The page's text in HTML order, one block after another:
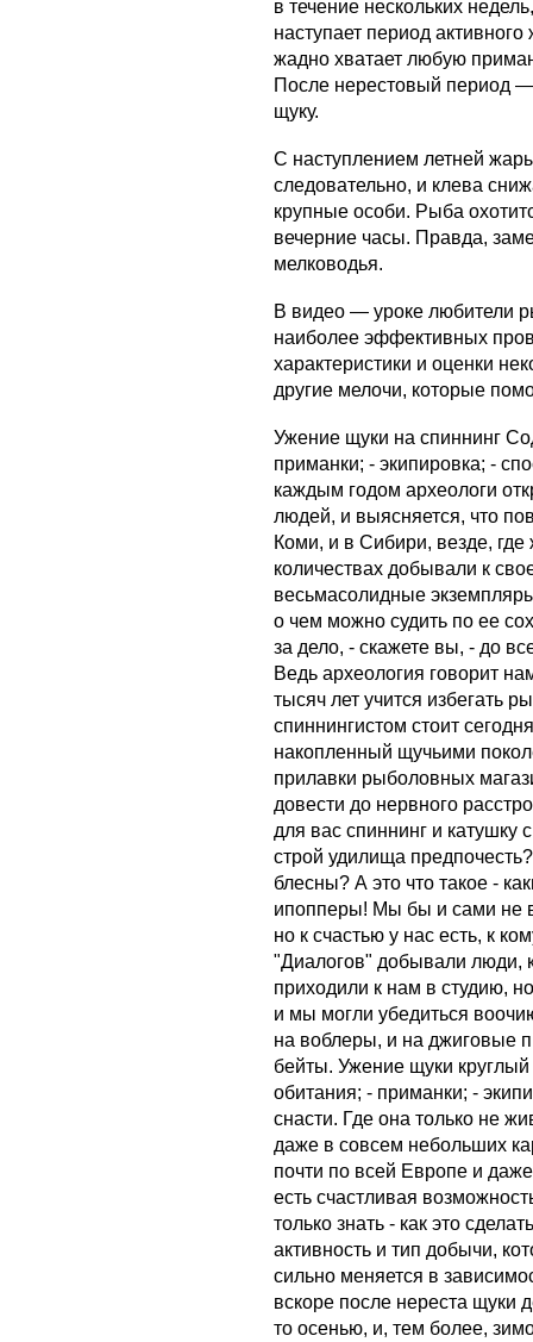
в течение нескольких
наступает период
жадно хватает любую
После нерестовый период
щуку.
С наступлением летней
следовательно, и клева
крупные особи. Рыба
вечерние часы. Правда,
мелководья.
В видео — уроке любители
наиболее эффективных
характеристики и оценки
другие мелочи, которые
Ужение щуки на спиннинг
приманки; - экипировка; -
каждым годом археологи
людей, и выясняется, что
Коми, и в Сибири, везде,
количествах добывали к
весьмасолидные
о чем можно судить по ее
за дело, - скажете вы, - до
Ведь археология говорит
тысяч лет учится избегать
спиннингистом стоит
накопленный щучьими
прилавки рыболовных
довести до нервного
для вас спиннинг и катушку
строй удилища
блесны? А это что такое -
ипопперы! Мы бы и сами не
но к счастью у нас есть, к
"Диалогов" добывали люди,
приходили к нам в студию,
и мы могли убедиться
на воблеры, и на джиговые
бейты. Ужение щуки
обитания; - приманки; -
снасти. Где она только не
даже в совсем небольших
почти по всей Европе и
есть счастливая
только знать - как это
активность и тип добычи,
сильно меняется в
вскоре после нереста щуки
то осенью, и, тем более,